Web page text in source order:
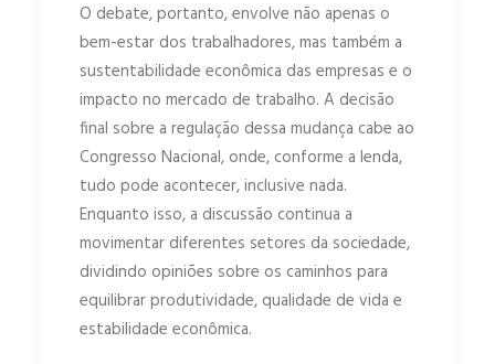
O debate, portanto, envolve não apenas o
bem-estar dos trabalhadores, mas também a
sustentabilidade econômica das empresas e o
impacto no mercado de trabalho. A decisão
final sobre a regulação dessa mudança cabe ao
Congresso Nacional, onde, conforme a lenda,
tudo pode acontecer, inclusive nada.
Enquanto isso, a discussão continua a
movimentar diferentes setores da sociedade,
dividindo opiniões sobre os caminhos para
equilibrar produtividade, qualidade de vida e
estabilidade econômica.